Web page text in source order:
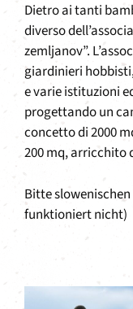
Dietro ai tanti
diverso
zemljanov”.
giardinieri
e varie istituzioni
progettando un
concetto di 2000
200 mq, arricchito
Bitte
funktioniert nicht)